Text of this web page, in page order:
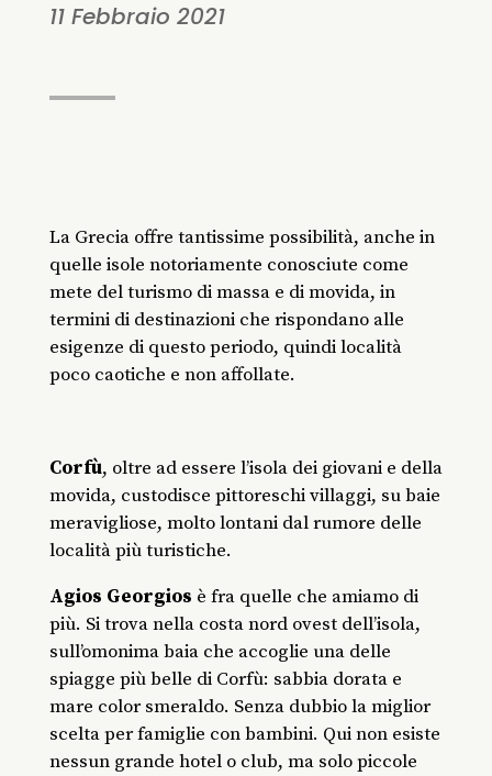
11 Febbraio 2021
La Grecia offre tantissime possibilità, anche in
quelle isole notoriamente conosciute come
mete del turismo di massa e di movida, in
termini di destinazioni che rispondano alle
esigenze di questo periodo, quindi località
poco caotiche e non affollate.
Corfù, oltre ad essere l’isola dei giovani e della
movida, custodisce pittoreschi villaggi, su baie
meravigliose, molto lontani dal rumore delle
località più turistiche.
Agios Georgios è fra quelle che amiamo di
più. Si trova nella costa nord ovest dell’isola,
sull’omonima baia che accoglie una delle
spiagge più belle di Corfù: sabbia dorata e
mare color smeraldo. Senza dubbio la miglior
scelta per famiglie con bambini. Qui non esiste
nessun grande hotel o club, ma solo piccole